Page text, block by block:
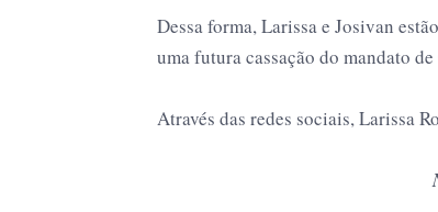
Dessa forma, Larissa e Josivan
uma futura cassação do mandato
Através das redes sociais, Larissa